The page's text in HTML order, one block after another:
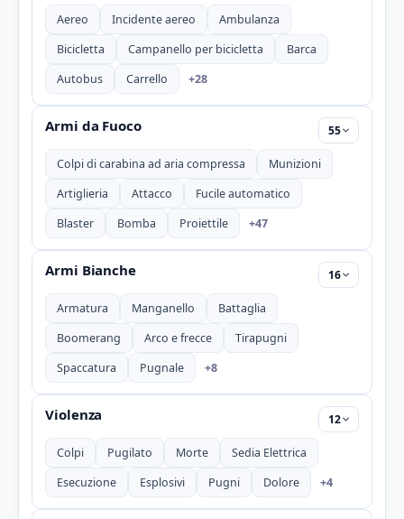
Aereo Incidente aereo
Ambulanza
Bicicletta
Campanello per bicicletta
Barca
Autobus
Carrello +28
Armi da Fuoco
Colpi di carabina ad aria compressa
Munizioni
Artiglieria
Attacco
Fucile automatico
Blaster
Bomba Proiettile +47
55
Armi Bianche
Armatura Manganello
Battaglia
Boomerang
Arco e frecce
Tirapugni
Spaccatura
Pugnale +8
16
Violenza
Colpi Pugilato Morte
Sedia Elettrica
Esecuzione
Esplosivi Pugni Dolore +4
12